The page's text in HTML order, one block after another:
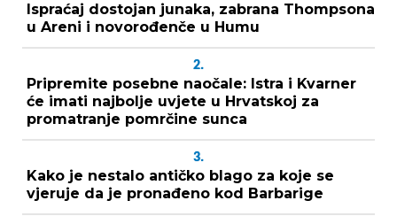
Ispraćaj dostojan junaka, zabrana Thompsona
u Areni i novorođenče u Humu
2.
Pripremite posebne naočale: Istra i Kvarner
će imati najbolje uvjete u Hrvatskoj za
promatranje pomrčine sunca
3.
Kako je nestalo antičko blago za koje se
vjeruje da je pronađeno kod Barbarige